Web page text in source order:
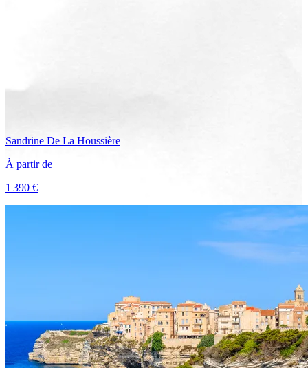
Sandrine De La Houssière
À partir de
1 390 €